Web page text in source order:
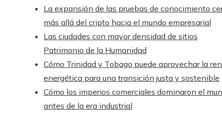
La expansión de las pruebas de conocimiento
más allá del cripto hacia el mundo empresarial
Las ciudades con mayor densidad de sitios
Patrimonio de la Humanidad
Cómo Trinidad y Tobago puede aprovechar la
energética para una transición justa y sostenible
Cómo los imperios comerciales dominaron el
antes de la era industrial